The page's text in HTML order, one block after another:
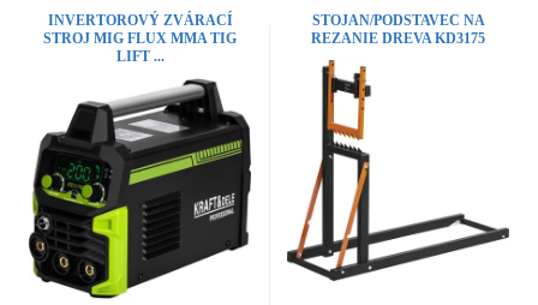
INVERTOROVÝ ZVÁRACÍ
STROJ MIG FLUX MMA TIG
LIFT ...
STOJAN/PODSTAVEC NA
REZANIE DREVA KD3175